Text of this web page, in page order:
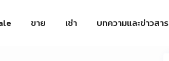
ขาย เช่า บทความและข่าวสาร